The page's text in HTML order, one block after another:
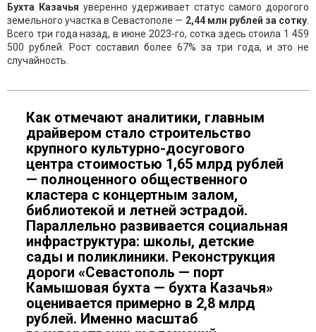
Бухта Казачья уверенно удерживает статус самого дорогого
земельного участка в Севастополе — 2,44 млн рублей за сотку
Всего три года назад, в июне 2023-го, сотка здесь стоила 1 459
500 рублей. Рост составил более 67% за три года, и это не
случайность.
Как отмечают аналитики, главным
драйвером стало строительство
крупного культурно-досугового
центра стоимостью 1,65 млрд рублей
— полноценного общественного
кластера с концертным залом,
библиотекой и летней эстрадой.
Параллельно развивается социальная
инфраструктура: школы, детские
сады и поликлиники. Реконструкция
дороги «Севастополь — порт
Камышовая бухта — бухта Казачья»
оценивается примерно в 2,8 млрд
рублей. Именно масштаб